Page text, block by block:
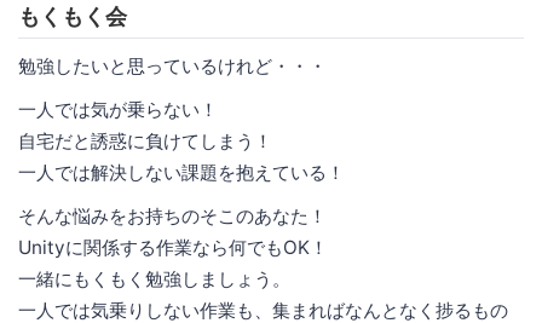
もくもく会
勉強したいと思っているけれど・・・
一人では気が乗らない！
自宅だと誘惑に負けてしまう！
一人では解決しない課題を抱えている！
そんな悩みをお持ちのそこのあなた！
Unityに関係する作業なら何でもOK！
一緒にもくもく勉強しましょう。
一人では気乗りしない作業も、集まればなんとなく捗るもの